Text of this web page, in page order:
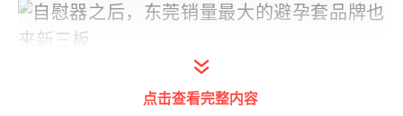
点击查看完整内容